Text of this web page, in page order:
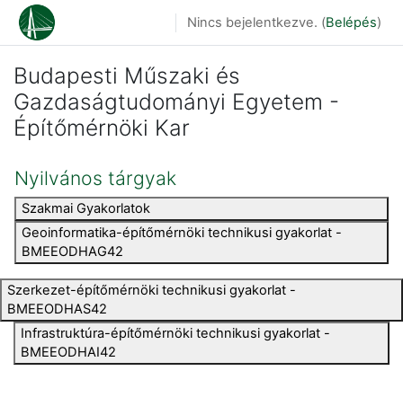
Tovább a fő tartalomhoz
Nincs bejelentkezve. (Belépés)
Budapesti Műszaki és
Gazdaságtudományi Egyetem -
Építőmérnöki Kar
Nyilvános tárgyak
Szakmai Gyakorlatok
Geoinformatika-építőmérnöki technikusi gyakorlat -
BMEEODHAG42
Szerkezet-építőmérnöki technikusi gyakorlat -
BMEEODHAS42
Infrastruktúra-építőmérnöki technikusi gyakorlat -
BMEEODHAI42